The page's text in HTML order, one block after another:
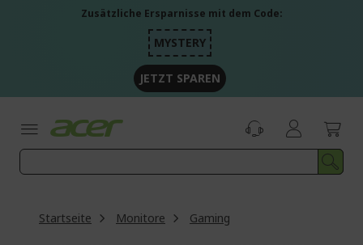
Zusätzliche Ersparnisse mit dem Code:
MYSTERY
JETZT SPAREN
Startseite Monitore Gaming